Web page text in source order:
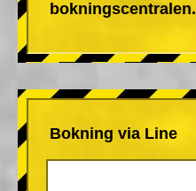
bokningscentralen.
Bokning via Line